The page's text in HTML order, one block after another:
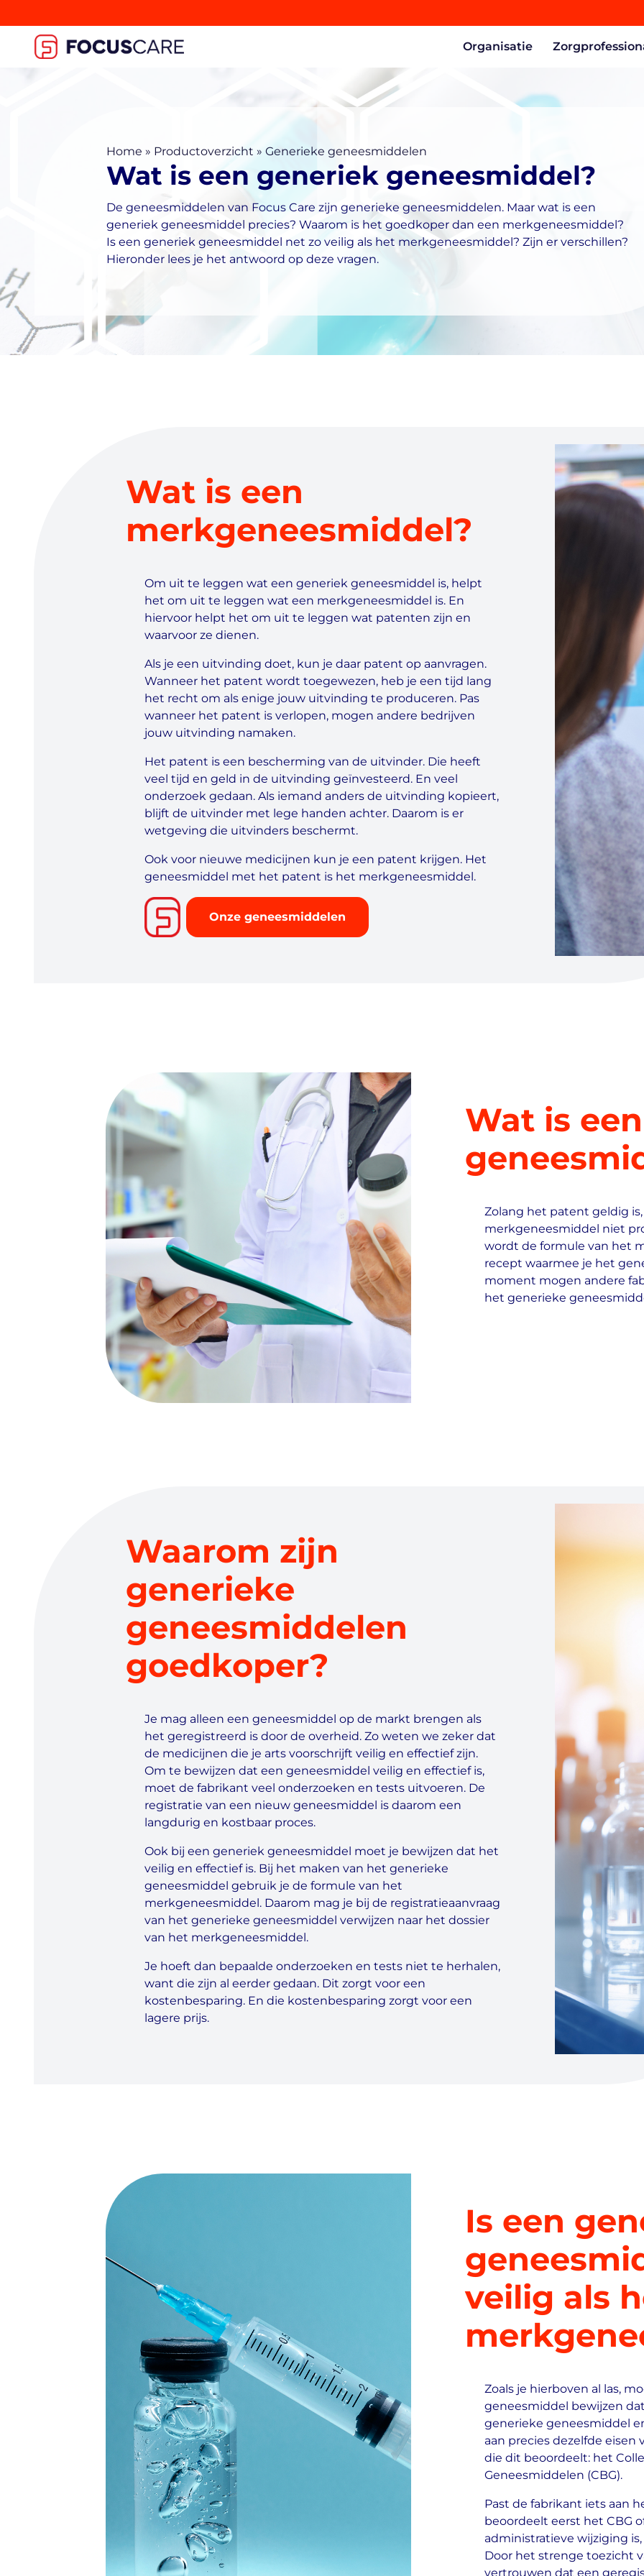
Organisatie
Home » Productoverzicht » Generieke geneesmiddelen
Wat is een generiek geneesmiddel?
De geneesmiddelen van Focus Care zijn generieke geneesmiddelen. Maar wat is een
generiek geneesmiddel precies? Waarom is het goedkoper dan een merkgeneesmiddel?
Is een generiek geneesmiddel net zo veilig als het merkgeneesmiddel? Zijn er verschillen?
Hieronder lees je het antwoord op deze vragen.
Wat is een
merkgeneesmiddel?
Om uit te leggen wat een generiek geneesmiddel is, helpt
het om uit te leggen wat een merkgeneesmiddel is. En
hiervoor helpt het om uit te leggen wat patenten zijn en
waarvoor ze dienen.
Als je een uitvinding doet, kun je daar patent op aanvragen.
Wanneer het patent wordt toegewezen, heb je een tijd lang
het recht om als enige jouw uitvinding te produceren. Pas
wanneer het patent is verlopen, mogen andere bedrijven
jouw uitvinding namaken.
Het patent is een bescherming van de uitvinder. Die heeft
veel tijd en geld in de uitvinding geïnvesteerd. En veel
onderzoek gedaan. Als iemand anders de uitvinding kopieert,
blijft de uitvinder met lege handen achter. Daarom is er
wetgeving die uitvinders beschermt.
Ook voor nieuwe medicijnen kun je een patent krijgen. Het
geneesmiddel met het patent is het merkgeneesmiddel.
Onze geneesmiddelen
Wat is
Zolang het patent geldig
merkgeneesmiddel niet
wordt de formule van het
recept waarmee je het
moment mogen andere
het generieke
Waarom zijn
generieke
geneesmiddelen
goedkoper?
Je mag alleen een geneesmiddel op de markt brengen als
het geregistreerd is door de overheid. Zo weten we zeker dat
de medicijnen die je arts voorschrijft veilig en effectief zijn.
Om te bewijzen dat een geneesmiddel veilig en effectief is,
moet de fabrikant veel onderzoeken en tests uitvoeren. De
registratie van een nieuw geneesmiddel is daarom een
langdurig en kostbaar proces.
Ook bij een generiek geneesmiddel moet je bewijzen dat het
veilig en effectief is. Bij het maken van het generieke
geneesmiddel gebruik je de formule van het
merkgeneesmiddel. Daarom mag je bij de registratieaanvraag
van het generieke geneesmiddel verwijzen naar het dossier
van het merkgeneesmiddel.
Je hoeft dan bepaalde onderzoeken en tests niet te herhalen,
want die zijn al eerder gedaan. Dit zorgt voor een
kostenbesparing. En die kostenbesparing zorgt voor een
lagere prijs.
Is een
veilig als
Zoals je hierboven al las,
geneesmiddel bewijzen
generieke geneesmiddel
aan precies dezelfde eisen
die dit beoordeelt: het
Geneesmiddelen (CBG).
Past de fabrikant iets aan
beoordeelt eerst het CBG
administratieve wijziging
Door het strenge toezicht
vertrouwen dat een